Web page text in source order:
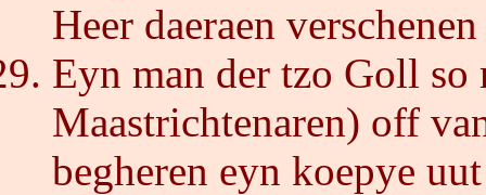
Heer daeraen
Eyn man der tzo Goll
Maastrichtenaren) off
begheren eyn koepye